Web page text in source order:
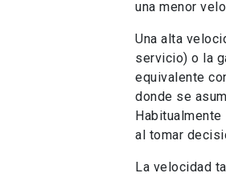
una menor
Una alta
servicio) o la
equivalente
donde se
al tomar
La velocidad